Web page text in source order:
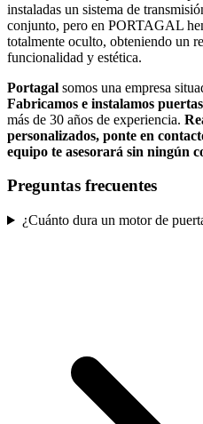
instaladas un sistema de
conjunto, pero en PORTAGAL
totalmente oculto, obteniendo un
funcionalidad y estética.
Portagal somos una empresa
Fabricamos e instalamos
más de 30 años de experiencia.
personalizados, ponte en
equipo te asesorará sin ningún
Preguntas frecuentes
¿Cuánto dura un motor de